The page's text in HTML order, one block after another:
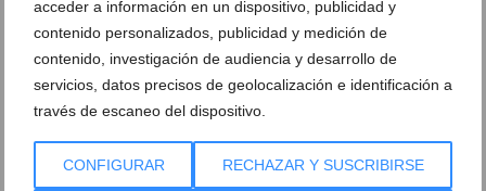
acceder a información en un dispositivo, publicidad y
contenido personalizados, publicidad y medición de
contenido, investigación de audiencia y desarrollo de
servicios, datos precisos de geolocalización e identificación a
través de escaneo del dispositivo.
CONFIGURAR RECHAZAR Y SUSCRIBIRSE
El contraste como clave del diseño de
El contraste como clave del diseño de
DEJA UN COMENTARIO